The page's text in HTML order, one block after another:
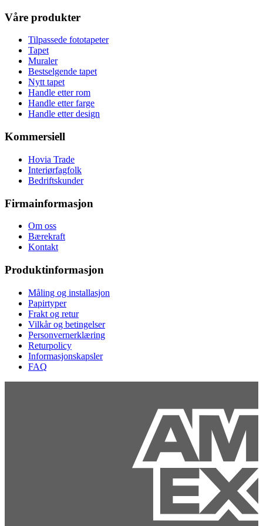
Våre produkter
Tilpassede fototapeter
Tapet
Muraler
Bestselgende tapet
Nytt tapet
Handle etter rom
Handle etter farge
Handle etter design
Kommersiell
Hovia Trade
Interiørfagfolk
Bedriftskunder
Firmainformasjon
Om oss
Bærekraft
Kontakt
Produktinformasjon
Måling og installasjon
Papirtyper
Frakt og retur
Vilkår og betingelser
Personvernerklæring
Returpolicy
Informasjonskapsler
FAQ